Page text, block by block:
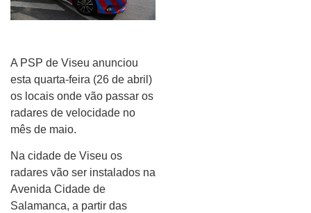
A PSP de Viseu anunciou
esta quarta-feira (26 de abril)
os locais onde vão passar os
radares de velocidade no
mês de maio.
Na cidade de Viseu os
radares vão ser instalados na
Avenida Cidade de
Salamanca, a partir das